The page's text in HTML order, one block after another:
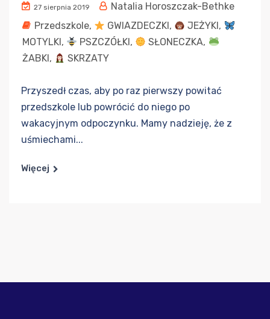
27 sierpnia 2019
Natalia Horoszczak-Bethke
Przedszkole, GWIAZDECZKI, JEŻYKI,
MOTYLKI, PSZCZÓŁKI, SŁONECZKA,
ŻABKI, SKRZATY
Przyszedł czas, aby po raz pierwszy powitać
przedszkole lub powrócić do niego po
wakacyjnym odpoczynku. Mamy nadzieję, że z
uśmiechami...
Więcej